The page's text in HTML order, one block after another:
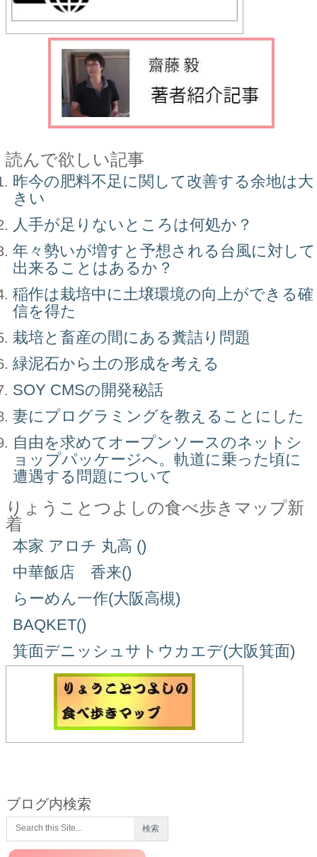
読んで欲しい記事
昨今の肥料不足に関して改善する余地は大
きい
人手が足りないところは何処か？
年々勢いが増すと予想される台風に対して
出来ることはあるか？
稲作は栽培中に土壌環境の向上ができる確
信を得た
栽培と畜産の間にある糞詰り問題
緑泥石から土の形成を考える
SOY CMSの開発秘話
妻にプログラミングを教えることにした
自由を求めてオープンソースのネットシ
ョップパッケージへ。軌道に乗った頃に
遭遇する問題について
りょうことつよしの食べ歩きマップ新
着
本家 アロチ 丸高 ()
中華飯店 香来()
らーめん一作(大阪高槻)
BAQKET()
箕面デニッシュサトウカエデ(大阪箕面)
ブログ内検索